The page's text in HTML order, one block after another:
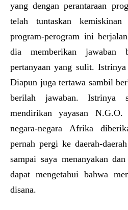
yang dengan perantaraan
telah tuntaskan
program-perogram ini
dia memberikan jawaban
pertanyaan yang sulit.
Diapun juga tertawa sambil
berilah jawaban. Istrinya
mendirikan yayasan
negara-negara Afrika
pernah pergi ke daerah-
sampai saya menanyakan
dapat mengetahui bahwa
disana.